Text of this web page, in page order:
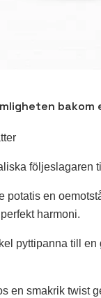
följeslagaren
potatis en
harmoni.
pyttipanna till
en smakrik twist